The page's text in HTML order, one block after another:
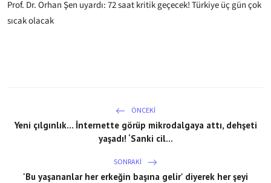
Prof. Dr. Orhan Şen uyardı: 72 saat kritik geçecek! Türkiye üç gün çok
sıcak olacak
ÖNCEKI
Yeni çılgınlık... İnternette görüp mikrodalgaya attı, dehşeti
yaşadı! ‘Sanki cil...
SONRAKI
'Bu yaşananlar her erkeğin başına gelir' diyerek her şeyi